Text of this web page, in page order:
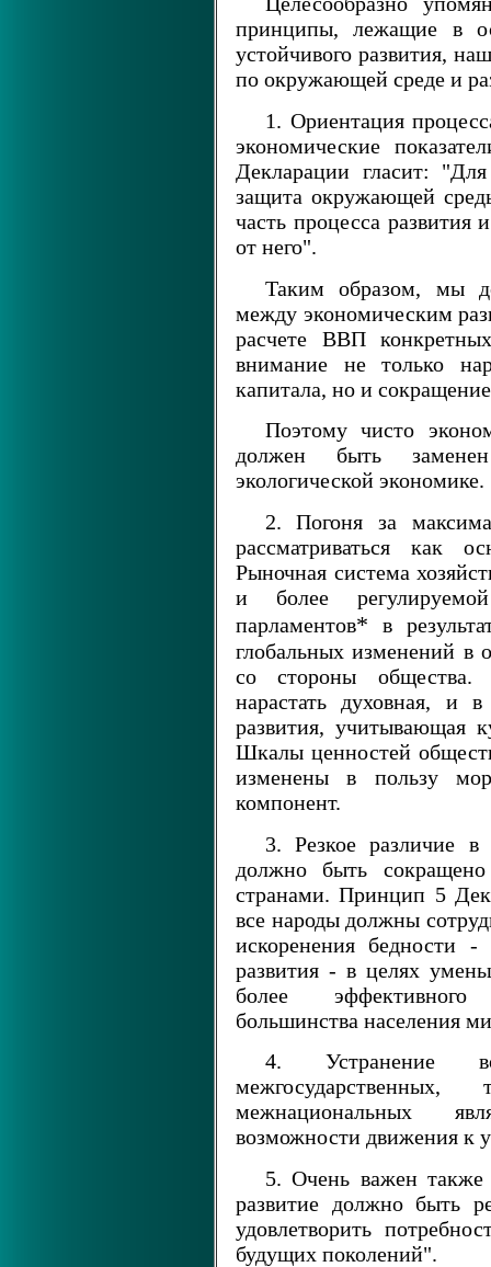
принципы, лежащие в
устойчивого развития,
по окружающей среде и
1. Ориентация
экономические
Декларации гласит:
защита окружающей
часть процесса развития
от него".
Таким образом, мы
между экономическим
расчете ВВП
внимание не только
капитала, но и
Поэтому чисто
должен быть
экологической экономике.
2. Погоня за
рассматриваться как
Рыночная система
и более
парламентов* в
глобальных изменений в
со стороны общества.
нарастать духовная, и
развития, учитывающая
Шкалы ценностей
изменены в пользу
компонент.
3. Резкое различие
должно быть
странами. Принцип 5
все народы должны
искоренения бедности -
развития - в целях
более эффективного
большинства населения
4. Устранение
межнациональных
возможности движения к
5. Очень важен
развитие должно быть
удовлетворить
будущих поколений".